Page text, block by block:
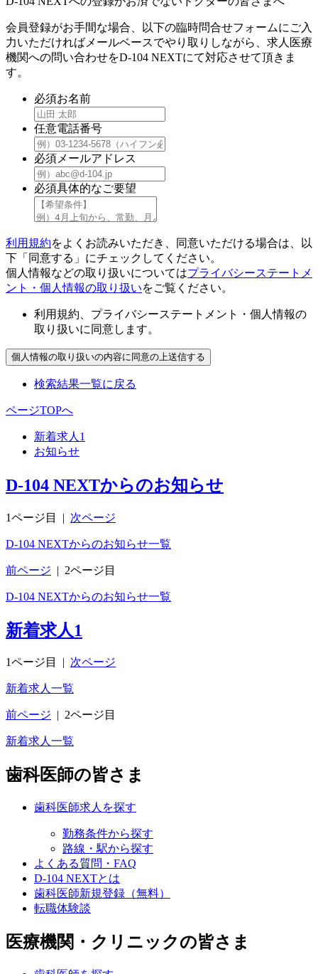
会員登録がお手間な場合、以下の臨時問合せフォームにご入
力いただければメールベースでやり取りしながら、求人医療
機関への問い合わせをD-104 NEXTにて対応させて頂きま
す。
必須お名前
任意電話番号
必須 メールアドレス
必須具体的なご要望
利用規約をよくお読みいただき、同意いただける場合は、以
下「同意する」にチェックしてください。
個人情報などの取り扱いについてはプライバシーステートメ
ント・個人情報の取り扱いをご覧ください。
利用規約、プライバシーステートメント・個人情報の
取り扱いに同意します。
検索結果一覧に戻る
ページTOPへ
新着求人 1
お知らせ
D-104 NEXTからのお知らせ
1ページ目 | 次ページ
D-104 NEXTからのお知らせ一覧
前ページ | 2ページ目
D-104 NEXTからのお知らせ一覧
新着求人1
1ページ目 次ページ
新着求人一覧
前ページ 2ページ目
新着求人一覧
歯科医師の皆さま
歯科医師求人を探す
勤務条件から探す
路線・駅から探す
よくある質問・FAQ
D-104 NEXTとは
歯科医師新規登録（無料）
転職体験談
医療機関・クリニックの皆さま